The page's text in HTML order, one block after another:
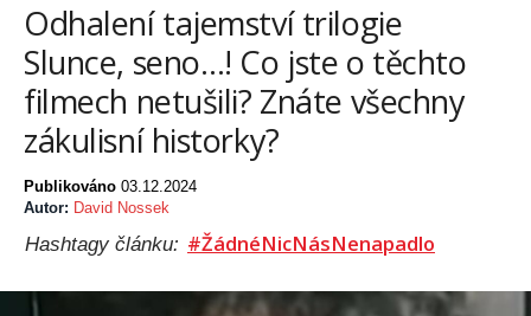
Odhalení tajemství trilogie
Slunce, seno…! Co jste o těchto
filmech netušili? Znáte všechny
zákulisní historky?
Publikováno 03.12.2024
Autor: David Nossek
Hashtagy článku: #ŽádnéNicNásNenapadlo